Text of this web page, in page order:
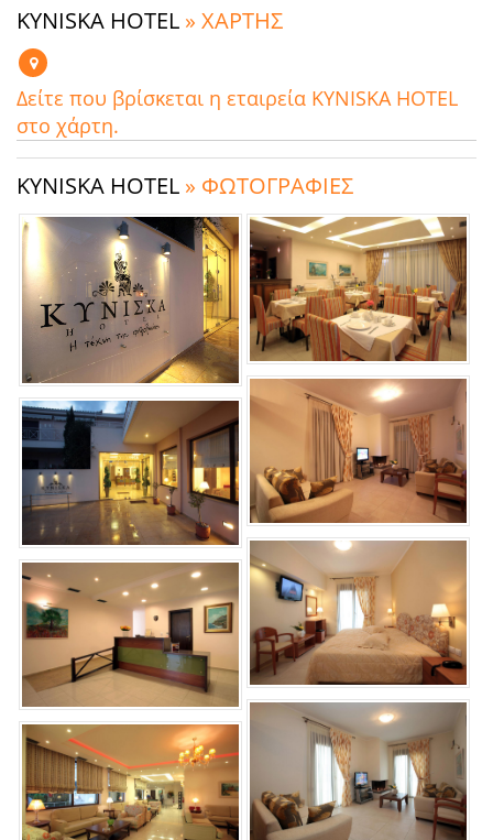
KYNISKA HOTEL » ΧΑΡΤΗΣ
Δείτε που βρίσκεται η εταιρεία KYNISKA HOTEL
στο χάρτη.
KYNISKA HOTEL » ΦΩΤΟΓΡΑΦΙΕΣ